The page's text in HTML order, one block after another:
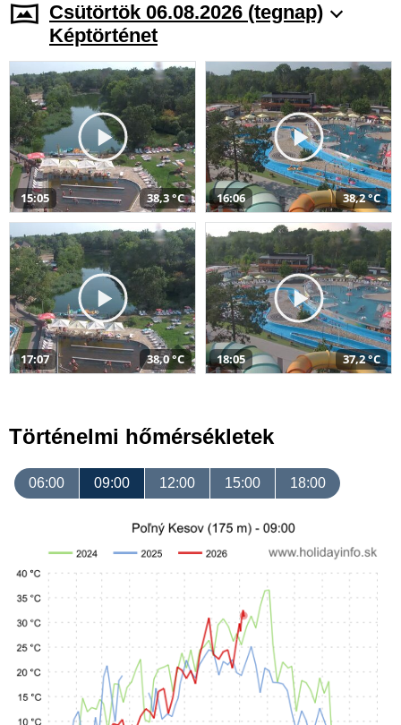
Csütörtök 06.08.2026 (tegnap)
Képtörténet
15:05 38,3 °C 16:06 38,2 °C
17:07 38,0 °C 18:05 37,2 °C
Történelmi hőmérsékletek
06:00 09:00 12:00 15:00 18:00